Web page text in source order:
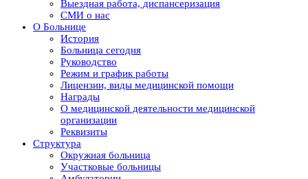
Выездная работа, диспансеризация
СМИ о нас
О Больнице
История
Больница сегодня
Руководство
Режим и график работы
Лицензии, виды медицинской помощи
Награды
О медицинской деятельности медицинской
организации
Реквизиты
Структура
Окружная больница
Участковые больницы